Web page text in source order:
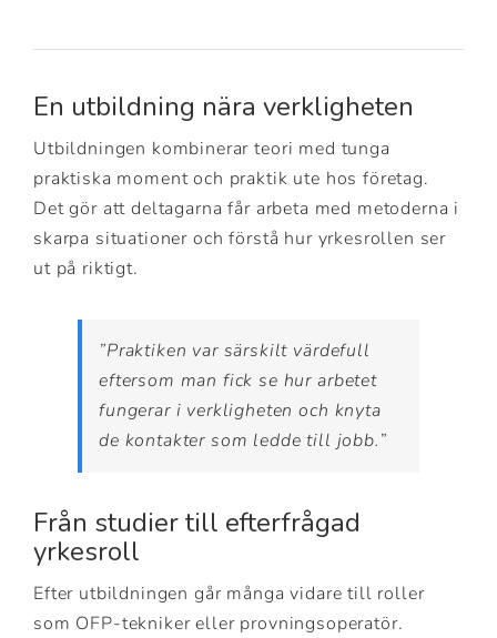
En utbildning nära verkligheten
Utbildningen kombinerar teori med tunga
praktiska moment och praktik ute hos företag.
Det gör att deltagarna får arbeta med metoderna i
skarpa situationer och förstå hur yrkesrollen ser
ut på riktigt.
”Praktiken var särskilt värdefull
eftersom man fick se hur arbetet
fungerar i verkligheten och knyta
de kontakter som ledde till jobb.”
Från studier till efterfrågad
yrkesroll
Efter utbildningen går många vidare till roller
som OFP-tekniker eller provningsoperatör.